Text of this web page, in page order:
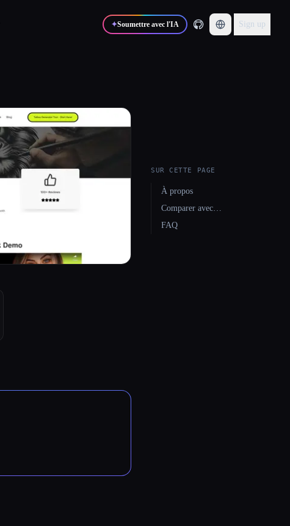
✦Soumettre avec l'IA Sign up
SUR CETTE PAGE
À propos
Comparer avec…
FAQ